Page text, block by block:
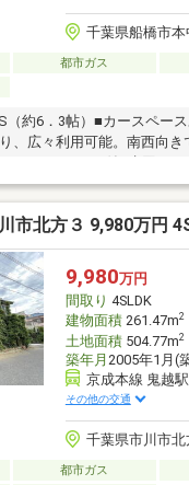
千葉県船橋市本
都市ガス
（約6．3帖）■カースペー
、広々利用可能。南西向
便利です。●小栗原小学校
：徒歩２7分（約2，15０
：徒歩3分（約２４
約２８０ｍ）
市北方３ 9,980万円
9,980万円
間取り 4SLDK
建物面積261.47m2
土地面積504.77m2
築年月 2005年1月(
京成本線 鬼越
その他の交通
千葉県市川市北
都市ガス